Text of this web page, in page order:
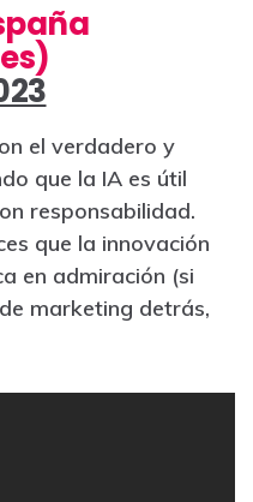
el verdadero y
que la IA es útil
responsabilidad.
que la innovación
en admiración (si
marketing detrás,